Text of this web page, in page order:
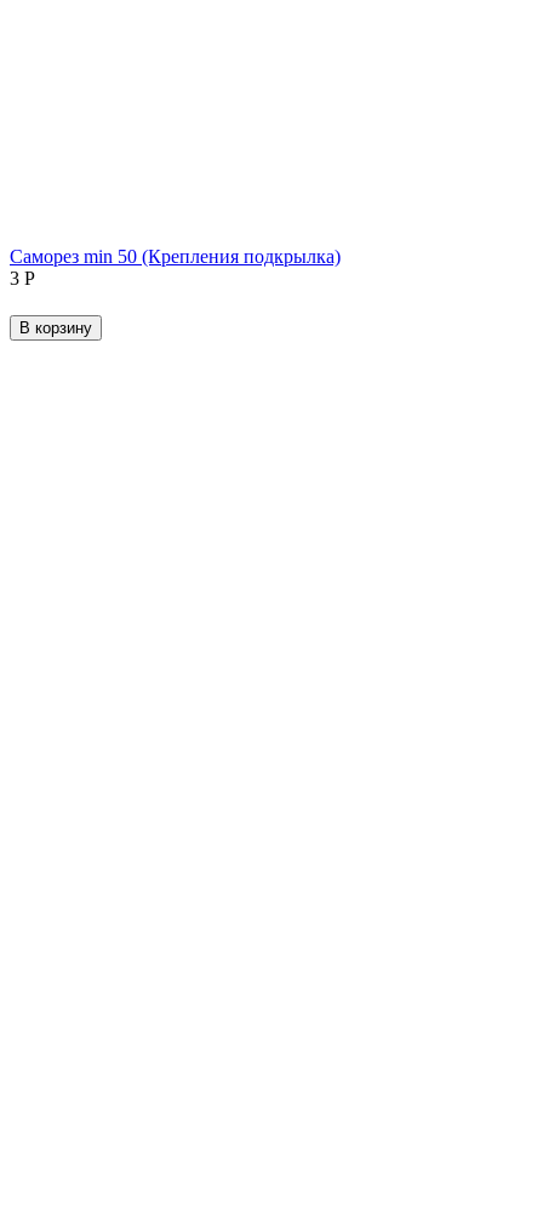
Саморез min 50 (Крепления подкрылка)
‍3‍ Р
В корзину